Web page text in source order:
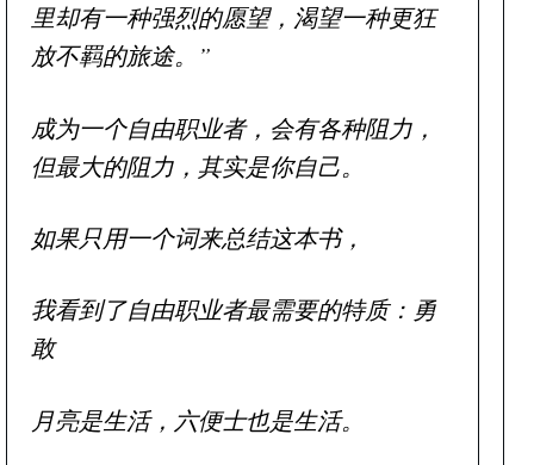
里却有一种强烈的愿望，渴望一种更狂
放不羁的旅途。”
成为一个自由职业者，会有各种阻力，
但最大的阻力，其实是你自己。
如果只用一个词来总结这本书，
我看到了自由职业者最需要的特质：勇
敢
月亮是生活，六便士也是生活。